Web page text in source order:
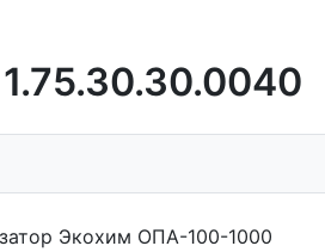
Экохим ОПА-100-1000